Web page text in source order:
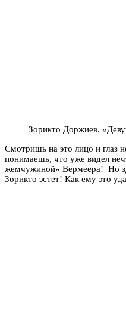
Зорикто Доржиев.
Смотришь на это лицо и глаз
понимаешь, что уже видел
жемчужиной» Вермеера! Но
Зорикто эстет! Как ему это